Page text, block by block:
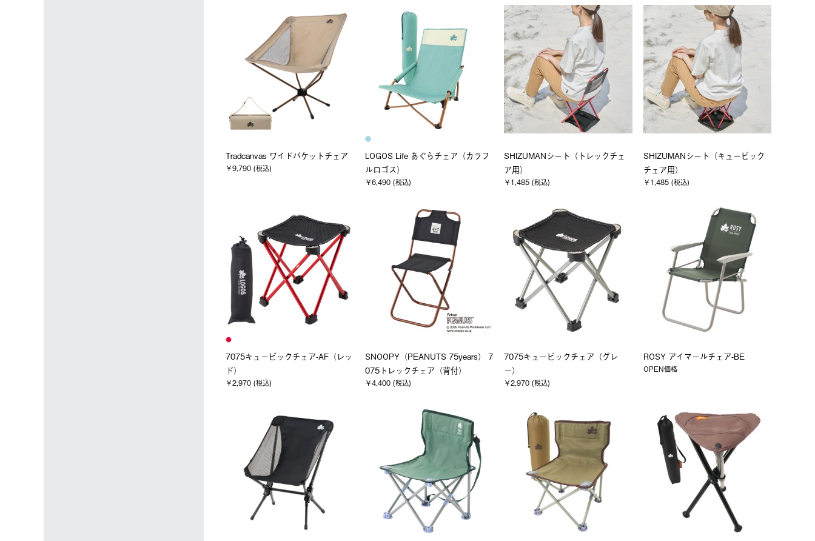
Tradcanvas ワイドバケットチェア
￥9,790 (税込)
LOGOS Life あぐらチェア（カラフ
ルロゴス）
￥6,490 (税込)
SHIZUMANシート（トレックチェ
ア用）
￥1,485 (税込)
SHIZUMANシート（キュービック
チェア用）
￥1,485 (税込)
7075キュービックチェア-AF（レッ
ド）
￥2,970 (税込)
SNOOPY（PEANUTS 75years） 7
075トレックチェア（背付）
￥4,400 (税込)
7075キュービックチェア（グレ
ー）
￥2,970 (税込)
ROSY アイマールチェア-BE
OPEN価格